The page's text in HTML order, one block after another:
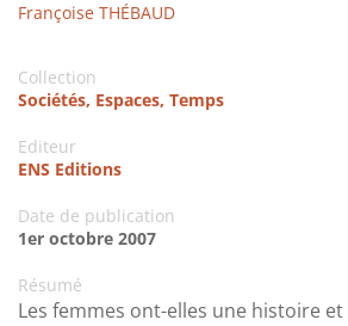
Françoise THÉBAUD
Collection
Sociétés, Espaces, Temps
Editeur
ENS Editions
Date de publication
1er octobre 2007
Résumé
Les femmes ont-elles une histoire